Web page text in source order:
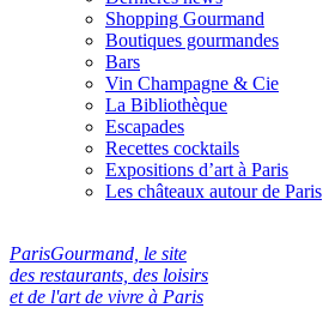
Shopping Gourmand
Boutiques gourmandes
Bars
Vin Champagne & Cie
La Bibliothèque
Escapades
Recettes cocktails
Expositions d’art à Paris
Les châteaux autour de Paris
ParisGourmand, le site
des restaurants, des loisirs
et de l'art de vivre à Paris